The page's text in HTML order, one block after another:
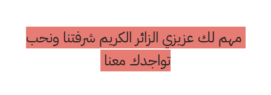
مهم لك عزيزي الزائر الكريم شرفتنا ونحب
تواجدك معنا